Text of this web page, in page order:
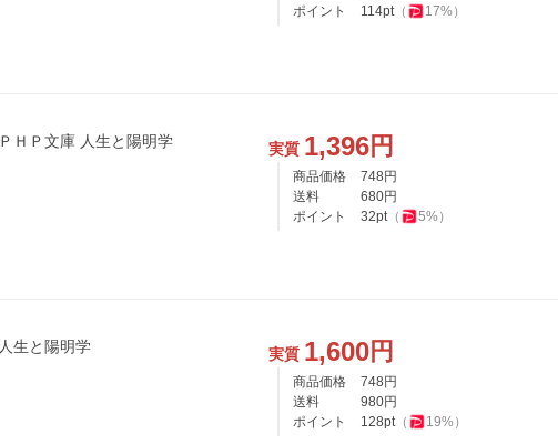
ポイント
114pt（ 17%）
ＰＨＰ文庫 人生と陽明学 実質 1,396円
商品価格 748 円
送料
680円
ポイント
32pt（ 5%）
人生と陽明学 実質 1,600円
商品価格 748 円
送料
980円
ポイント
128pt（ 19%）